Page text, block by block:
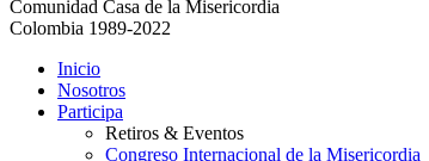
Comunidad Casa de la Misericordia
Colombia 1989-2022
Inicio
Nosotros
Participa
Retiros & Eventos
Congreso Internacional de la Misericordia